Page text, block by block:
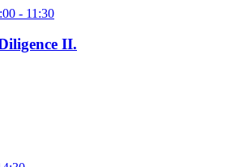
- 11:30
II.